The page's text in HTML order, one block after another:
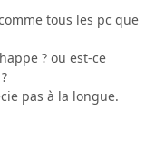
tous les pc que
? ou est-ce
pas à la longue.